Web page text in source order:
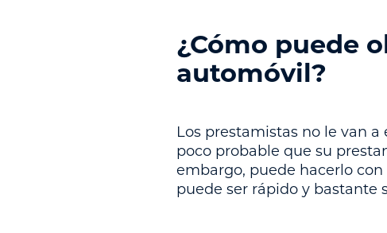
¿Cómo puede
automóvil?
Los prestamistas no le van
poco probable que su
embargo, puede hacerlo
puede ser rápido y bastante